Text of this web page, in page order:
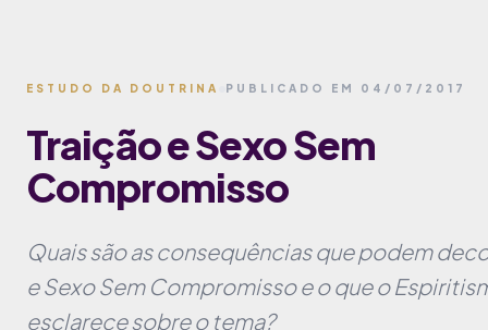
ESTUDO DA DOUTRINA PUBLICADO EM 04/07/2017
Traição e Sexo Sem
Compromisso
Quais são as consequências que podem
e Sexo Sem Compromisso e o que o
esclarece sobre o tema?